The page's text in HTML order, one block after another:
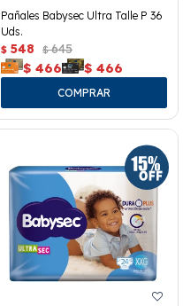
Pañales Babysec Ultra Talle P 36
Uds.
$ 548 $ 645
$ 466 $ 466